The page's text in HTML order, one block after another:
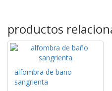
productos
alfombra de baño
sangrienta